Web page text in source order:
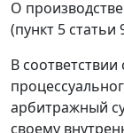
О
(пункт 5 статьи
В соответствии
арбитражный
своему